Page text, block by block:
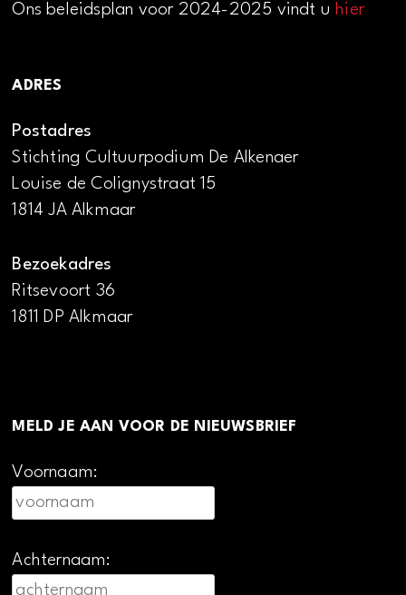
Ons beleidsplan voor 2024-2025 vindt uhier
ADRES
Postadres
Stichting Cultuurpodium De Alkenaer
Louise de Colignystraat 15
1814 JA Alkmaar
Bezoekadres
Ritsevoort 36
1811 DP Alkmaar
MELD JE AAN VOOR DE NIEUWSBRIEF
Voornaam:
Achternaam: